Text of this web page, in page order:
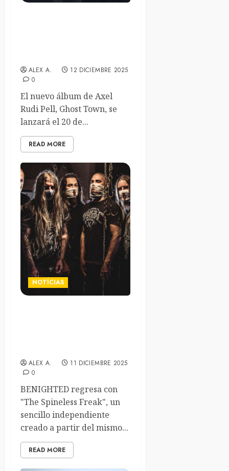
ALEX A.
12 DICIEMBRE 2025
0
El nuevo álbum de Axel
Rudi Pell, Ghost Town, se
lanzará el 20 de...
READ MORE
NOTÍCIAS
ALEX A.
11 DICIEMBRE 2025
0
BENIGHTED regresa con
"The Spineless Freak", un
sencillo independiente
creado a partir del mismo...
READ MORE